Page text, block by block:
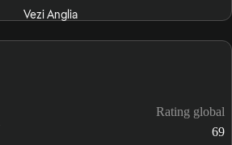
Vezi Anglia
Rating global
69